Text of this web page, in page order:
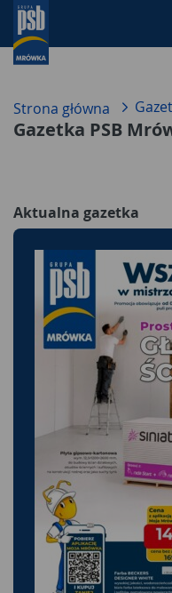
Strona główna
Gazetka PSB
Aktualna gazetka